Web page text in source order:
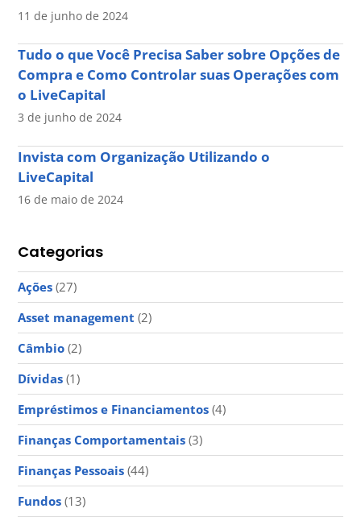
11 de junho de 2024
Tudo o que Você Precisa Saber sobre Opções de
Compra e Como Controlar suas Operações com
o LiveCapital
3 de junho de 2024
Invista com Organização Utilizando o
LiveCapital
16 de maio de 2024
Categorias
Ações (27)
Asset management (2)
Câmbio (2)
Dívidas (1)
Empréstimos e Financiamentos (4)
Finanças Comportamentais (3)
Finanças Pessoais (44)
Fundos (13)